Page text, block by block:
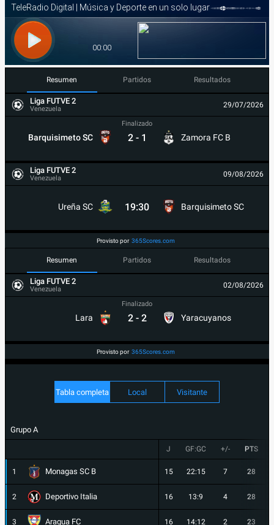
Resumen Partidos Resultados
Liga FUTVE 2
Venezuela 29/07/2026
Barquisimeto SC
Finalizado
2 - 1 Zamora FC B
Liga FUTVE 2
Venezuela 09/08/2026
Ureña SC 19:30 Barquisimeto SC
Provisto por 365Scores.com
Resumen Partidos Resultados
Liga FUTVE 2
Venezuela 02/08/2026
Lara
Finalizado
2 - 2 Yaracuyanos
Provisto por 365Scores.com
Tabla completa Local Visitante
Grupo A
J GF:GC +/- PTS
1 Monagas SC B 15 22:15 7 28
2 Deportivo Italia 16 13:9 4 28
3 Aragua FC 16 14:12 2 23